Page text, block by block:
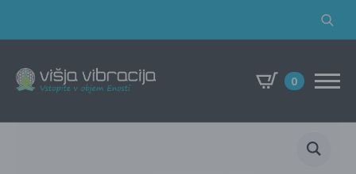
Search
0